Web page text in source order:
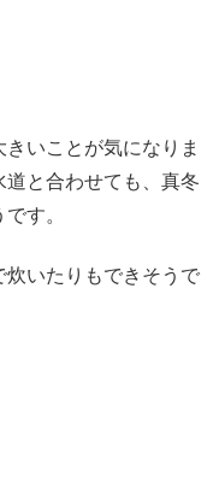
いことが気になりま
と合わせても、真冬
す。
いたりもできそうで